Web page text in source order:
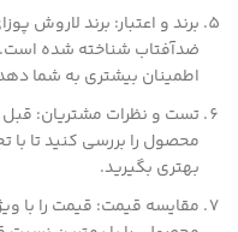
برند و اعتبار: برند لاروش
ضدآفتاب شناخته شده است.
اطمینان بیشتری به شما
تست و نظرات مشتریان: قبل
محصول را بررسی کنید تا
بهتری بگیرید.
مقایسه قیمت: قیمت را با